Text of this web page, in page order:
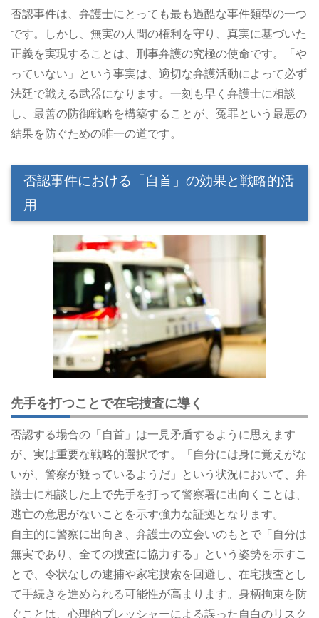
否認事件は、弁護士にとっても最も過酷な事件類型の一つ
です。しかし、無実の人間の権利を守り、真実に基づいた
正義を実現することは、刑事弁護の究極の使命です。「や
っていない」という事実は、適切な弁護活動によって必ず
法廷で戦える武器になります。一刻も早く弁護士に相談
し、最善の防御戦略を構築することが、冤罪という最悪の
結果を防ぐための唯一の道です。
否認事件における「自首」の効果と戦略的活
用
先手を打つことで在宅捜査に導く
否認する場合の「自首」は一見矛盾するように思えます
が、実は重要な戦略的選択です。「自分には身に覚えがな
いが、警察が疑っているようだ」という状況において、弁
護士に相談した上で先手を打って警察署に出向くことは、
逃亡の意思がないことを示す強力な証拠となります。
自主的に警察に出向き、弁護士の立会いのもとで「自分は
無実であり、全ての捜査に協力する」という姿勢を示すこ
とで、令状なしの逮捕や家宅捜索を回避し、在宅捜査とし
て手続きを進められる可能性が高まります。身柄拘束を防
ぐことは、心理的プレッシャーによる誤った自白のリスク